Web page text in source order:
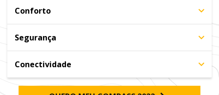
Conforto
Segurança
Conectividade